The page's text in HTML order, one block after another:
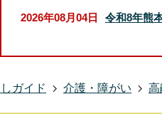
2026年08月04日 令和8年熊
ガイド 介護・障がい 高